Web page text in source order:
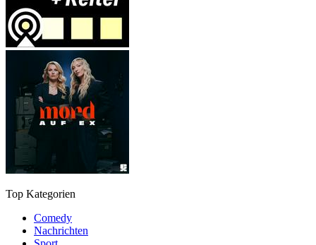
Top Kategorien
Comedy
Nachrichten